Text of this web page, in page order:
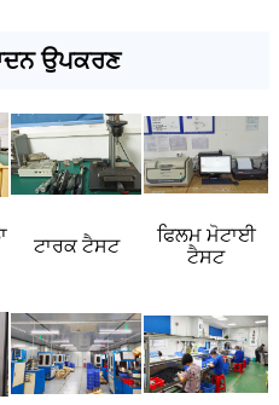
ਉਪਕਰਣ
ਟਾਰਕ ਟੈਸਟ
ਫਿਲਮ ਮੋਟਾਈ
ਟੈਸਟ